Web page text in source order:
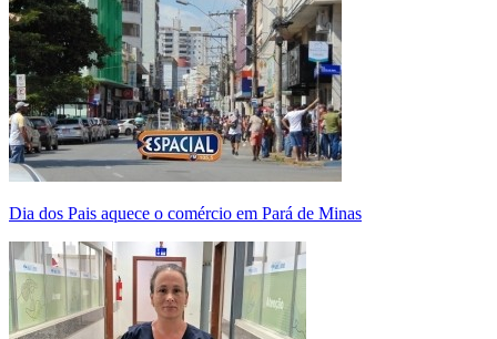
Dia dos Pais aquece o comércio em Pará de Minas